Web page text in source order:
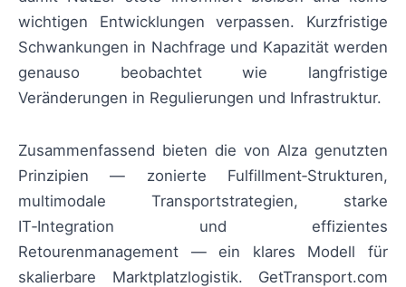
wichtigen Entwicklungen verpassen. Kurzfristige
Schwankungen in Nachfrage und Kapazität werden
genauso beobachtet wie langfristige
Veränderungen in Regulierungen und Infrastruktur.
Zusammenfassend bieten die von Alza genutzten
Prinzipien — zonierte Fulfillment‑Strukturen,
multimodale Transportstrategien, starke
IT‑Integration und effizientes
Retourenmanagement — ein klares Modell für
skalierbare Marktplatzlogistik. GetTransport.com